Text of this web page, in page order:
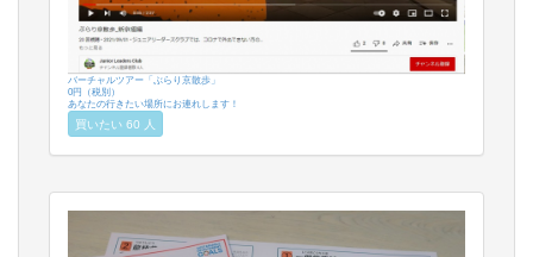
バーチャルツアー「ぶらり京散歩」
0円（税別）
あなたの行きたい場所にお連れします！
買いたい 60 人